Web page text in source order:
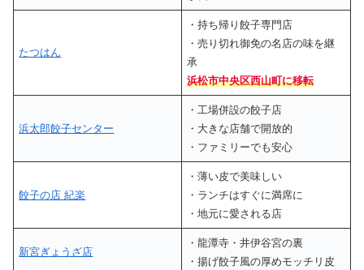
たつはん
・持ち帰り餃子専門店
・売り切れ御免の名店の味を継
承
浜松市中央区西山町に移転
浜太郎餃子センター
・工場併設の餃子店
・大きな店舗で開放的
・ファミリーでも安心
餃子の店 紀楽
・薄い皮で美味しい
・ランチはすぐに満席に
・地元に愛される店
新宮ぎょうざ店
・龍潭寺・井伊谷宮の裏
・揚げ餃子風の厚めモッチリ皮